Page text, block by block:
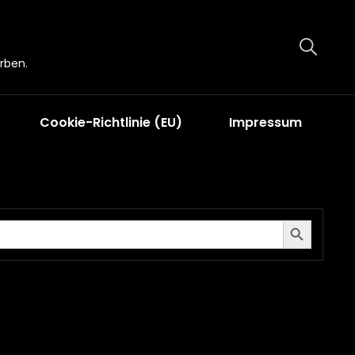
Cookie-Richtlinie (EU) Impressum
Search Button